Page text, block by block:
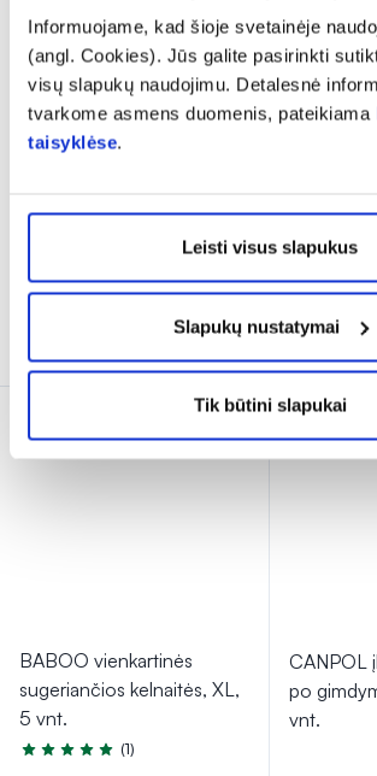
Informuojame, kad šioje svetainėje
(angl. Cookies). Jūs galite pasirinkti
visų slapukų naudojimu. Detalesnė
tvarkome asmens duomenis, pateikiama
taisyklėse.
Leisti visus slapukus
Slapukų nustatymai
Tik būtini slapukai
-25%
WELEDA aliejus strijoms,
% PAPILDOMA NUOLAIDA
-10%
%
Į
BABOO vienkartinės
sugeriančios kelnaitės, XL,
5 vnt.
Įvertinimas 5.0 iš 5
(1)
CANPOL
po
vnt.